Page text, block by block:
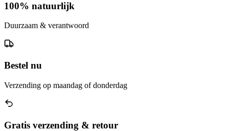
100% natuurlijk
Duurzaam & verantwoord
Bestel nu
Verzending op maandag of donderdag
Gratis verzending & retour